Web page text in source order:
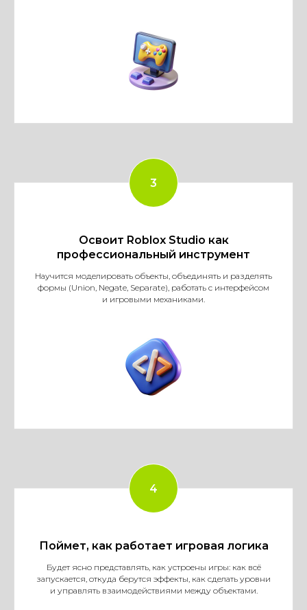
Освоит Roblox Studio как
профессиональный инструмент
Научится моделировать объекты, объединять и разделять
формы (Union, Negate, Separate), работать с интерфейсом
и игровыми механиками.
Поймет, как работает игровая логика
Будет ясно представлять, как устроены игры: как всё
запускается, откуда берутся эффекты, как сделать уровни
и управлять взаимодействиями между объектами.